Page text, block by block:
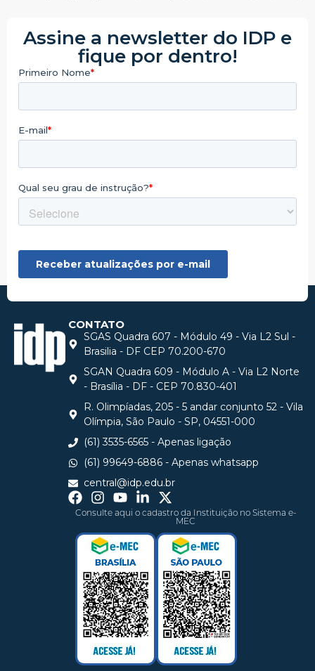
Assine a newsletter do IDP e
fique por dentro!
CONTATO
SGAS Quadra 607 - Módulo 49 - Via L2 Sul -
Brasilia - DF CEP 70.200-670
SGAN Quadra 609 - Módulo A - Via L2 Norte
- Brasília - DF - CEP 70.830-401
R. Olimpíadas, 205 - 5 andar conjunto 52 - Vila
Olímpia, São Paulo - SP, 04551-000
(61) 3535-6565 - Apenas ligação
(61) 99649-6886 - Apenas whatsapp
central@idp.edu.br
Consulte aqui o cadastro da Instituição no Sistema e-
MEC